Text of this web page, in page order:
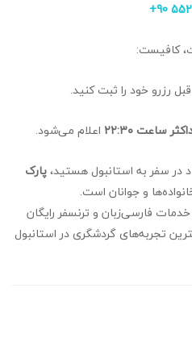
کافیست:
رزرو خود را ثبت کنید.
ساعت ۲۲:۳۰
اعلام می‌شود.
در سفر به استانبول هستید، پارک
و جوانان است.
فارسی‌زبان و ترنسفر رایگان
تجربه‌های گردشگری در استانبول